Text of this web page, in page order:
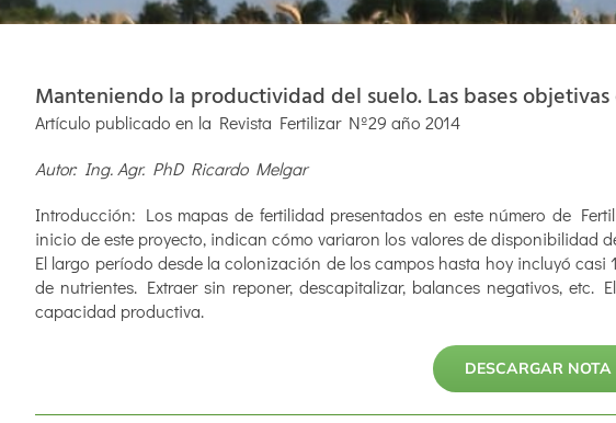
Manteniendo la productividad del suelo. Las bases
Artículo publicado en la Revista Fertilizar Nº29 año 2014
Autor: Ing. Agr. PhD Ricardo Melgar
Introducción: Los mapas de fertilidad presentados en este número de
inicio de este proyecto, indican cómo variaron los valores de disponibilidad
El largo período desde la colonización de los campos hasta hoy incluyó
de nutrientes. Extraer sin reponer, descapitalizar, balances negativos,
capacidad productiva.
DESCARGAR NOTA